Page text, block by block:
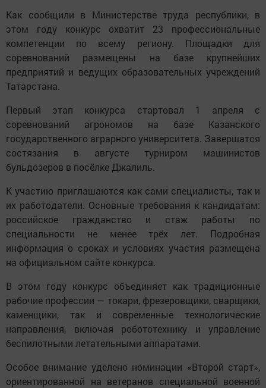
Как сообщили в Министерстве труда республики, в
этом году конкурс охватит 23 профессиональные
компетенции по всему региону. Площадки для
соревнований размещены на базе крупнейших
предприятий и ведущих образовательных учреждений
Татарстана.
Первый этап конкурса стартовал 1 апреля с
соревнований агрономов на базе Казанского
государственного аграрного университета. Завершатся
состязания в августе турниром машинистов
бульдозеров в посёлке Джалиль.
К участию приглашаются как сами специалисты, так и
их работодатели. Основные требования к кандидатам:
российское гражданство и стаж работы по
специальности не менее трёх лет. Подробная
информация о сроках и условиях участия размещена
на официальном сайте конкурса.
В этом году конкурс объединяет как традиционные
рабочие профессии — токари, фрезеровщики, сварщики,
каменщики, так и современные технологические
направления, включая робототехнику и управление
беспилотными летательными аппаратами.
Особое внимание уделено номинации «Второй старт»,
ориентированной на ветеранов специальной военной